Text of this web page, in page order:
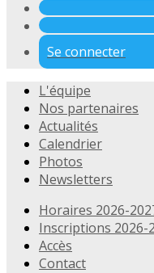
Se connecter
L'équipe
Nos partenaires
Actualités
Calendrier
Photos
Newsletters
Horaires 2026-
Inscriptions 2026-
Accès
Contact